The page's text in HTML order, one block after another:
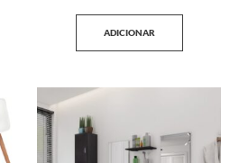
ADICIONAR